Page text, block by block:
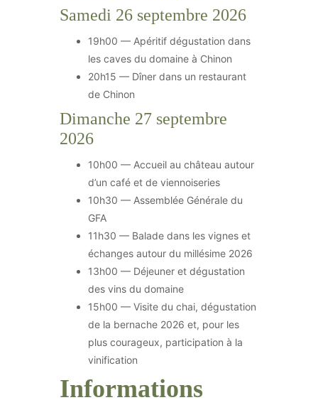
Samedi 26 septembre 2026
19h00 — Apéritif dégustation dans
les caves du domaine à Chinon
20h15 — Dîner dans un restaurant
de Chinon
Dimanche 27 septembre
2026
10h00 — Accueil au château autour
d’un café et de viennoiseries
10h30 — Assemblée Générale du
GFA
11h30 — Balade dans les vignes et
échanges autour du millésime 2026
13h00 — Déjeuner et dégustation
des vins du domaine
15h00 — Visite du chai, dégustation
de la bernache 2026 et, pour les
plus courageux, participation à la
vinification
Informations